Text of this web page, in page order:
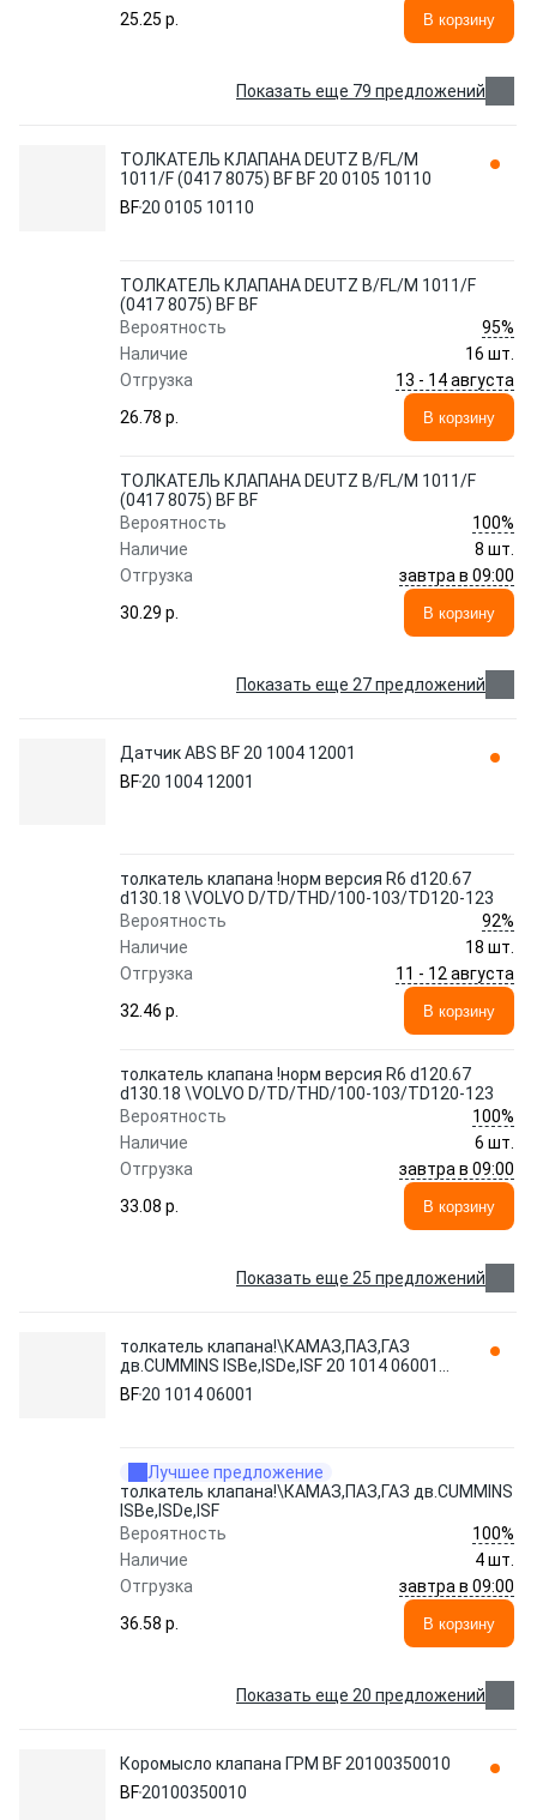
25.25 p.
В корзину
Показать еще 79 предложений
ТОЛКАТЕЛЬ КЛАПАНА DEUTZ B/FL/M
1011/F (0417 8075) BF BF 20 0105 10110
BF20 0105 10110
ТОЛКАТЕЛЬ КЛАПАНА DEUTZ B/FL/M 1011/F
(0417 8075) BF BF
Вероятность
95%
Наличие
16 шт.
Отгрузка
13 - 14 августа
26.78 p.
В корзину
ТОЛКАТЕЛЬ КЛАПАНА DEUTZ B/FL/M 1011/F
(0417 8075) BF BF
Вероятность
100%
Наличие
8 шт.
Отгрузка
завтра в 09:00
30.29 p.
В корзину
Показать еще 27 предложений
Датчик ABS BF 20 1004 12001
BF20 1004 12001
толкатель клапана !норм версия R6 d120.67
d130.18 \VOLVO D/TD/THD/100-103/TD120-123
Вероятность
92%
Наличие
18 шт.
Отгрузка
11 - 12 августа
32.46 p.
В корзину
толкатель клапана !норм версия R6 d120.67
d130.18 \VOLVO D/TD/THD/100-103/TD120-123
Вероятность
100%
Наличие
6 шт.
Отгрузка
завтра в 09:00
33.08 p.
В корзину
Показать еще 25 предложений
толкатель клапана!\КАМАЗ,ПАЗ,ГАЗ
дв.CUMMINS ISBe,ISDe,ISF 20 1014 06001
BF
BF20 1014 06001
Лучшее предложение
толкатель клапана!\КАМАЗ,ПАЗ,ГАЗ дв.CUMMINS
ISBe,ISDe,ISF
Вероятность
100%
Наличие
4 шт.
Отгрузка
завтра в 09:00
36.58 p.
В корзину
Показать еще 20 предложений
Коромысло клапана ГРМ BF 20100350010
BF20100350010